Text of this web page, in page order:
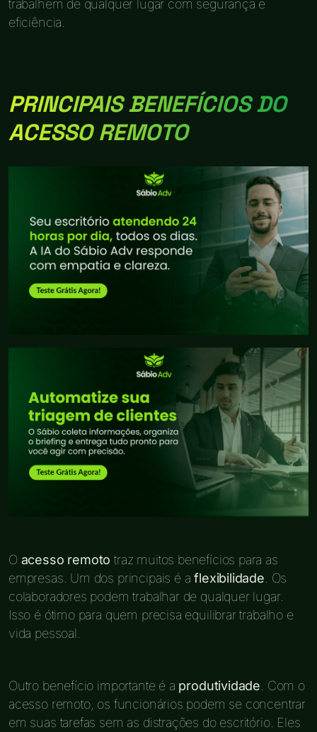
trabalhem de qualquer lugar com segurança e
eficiência.
PRINCIPAIS BENEFÍCIOS DO
ACESSO REMOTO
O acesso remoto traz muitos benefícios para as
empresas. Um dos principais é aflexibilidade . Os
colaboradores podem trabalhar de qualquer lugar.
Isso é ótimo para quem precisa equilibrar trabalho e
vida pessoal.
Outro benefício importante é a produtividade . Com o
acesso remoto, os funcionários podem se concentrar
em suas tarefas sem as distrações do escritório. Eles